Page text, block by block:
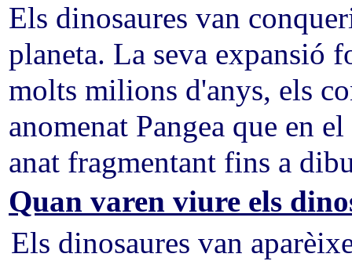
Els dinosaures van
planeta. La seva expansió
molts milions d'anys, els
anomenat Pangea que en
anat fragmentant fins a
Quan varen viure els
Els dinosaures van